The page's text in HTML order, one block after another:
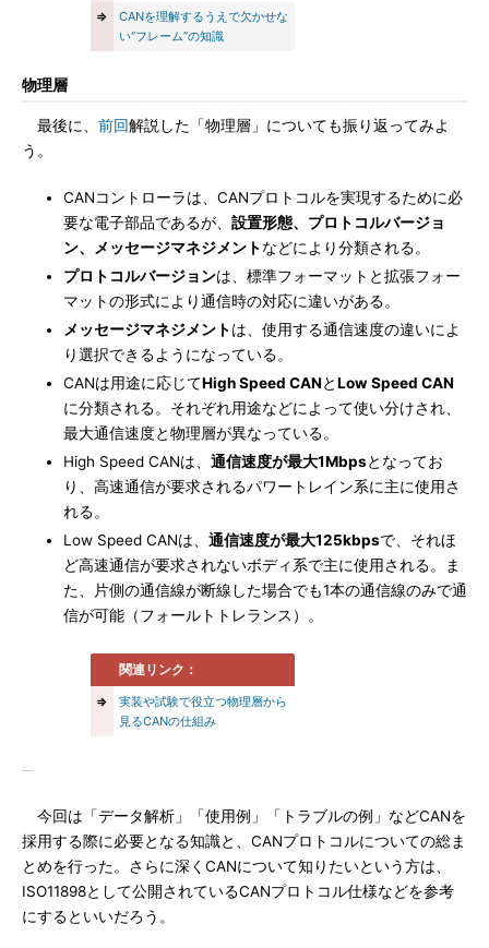
⇒
CANを理解するうえで欠かせな
い“フレーム”の知識
物理層
最後に、 前回解説した「物理層」についても振り返ってみよ
う。
CANコントローラは、CANプロトコルを実現するために必
要な電子部品であるが、 設置形態、プロトコルバージョ
ン、メッセージマネジメントなどにより分類される。
プロトコルバージョンは、標準フォーマットと拡張フォー
マットの形式により通信時の対応に違いがある。
メッセージマネジメントは、使用する通信速度の違いによ
り選択できるようになっている。
CANは用途に応じてHigh Speed CANとLow Speed CAN
に分類される。それぞれ用途などによって使い分けされ、
最大通信速度と物理層が異なっている。
High Speed CANは、 通信速度が最大1Mbpsとなってお
り、高速通信が要求されるパワートレイン系に主に使用さ
れる。
Low Speed CANは、 通信速度が最大125kbpsで、それほ
ど高速通信が要求されないボディ系で主に使用される。ま
た、片側の通信線が断線した場合でも1本の通信線のみで通
信が可能（フォールトトレランス）。
関連リンク：
⇒
実装や試験で役立つ物理層から
見るCANの仕組み
今回は「データ解析」「使用例」「トラブルの例」などCANを
採用する際に必要となる知識と、CANプロトコルについての総ま
とめを行った。さらに深くCANについて知りたいという方は、
ISO11898として公開されているCANプロトコル仕様などを参考
にするといいだろう。